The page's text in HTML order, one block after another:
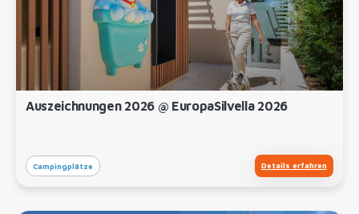
Auszeichnungen 2026 @ EuropaSilvella 2026
Campingplätze Details erfahren